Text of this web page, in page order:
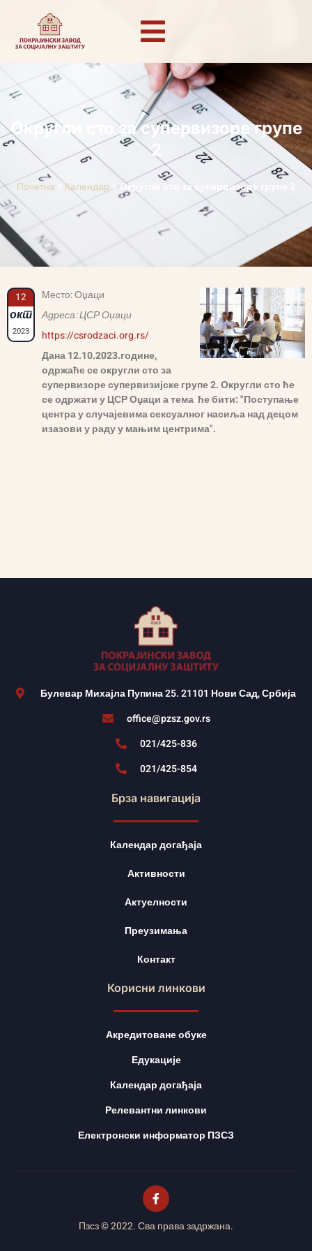
Округли сто за супервизоре групе
2
Почетна »Календар»Округли сто за супервизоре групе 2
12
окт
2023
Место: Оџаци
Адреса: ЦСР Оџаци
https://csrodzaci.org.rs/
Дана 12.10.2023.године,
одржаће се округли сто за
супервизоресупервизијске групе 2. Округли сто ће
се одржати у ЦСР Оџаци а тема ће бити:"Поступање
центра у случајевима сексуалног насиља над децом
изазови у раду у мањим центрима".
Булевар Михајла Пупина 25. 21101 Нови Сад, Србија
office@pzsz.gov.rs
021/425-836
021/425-854
Брза навигација
Календар догађаја
Активности
Актуелности
Преузимања
Контакт
Корисни линкови
Акредитоване обуке
Едукације
Календар догађаја
Релевантни линкови
Електронски информатор ПЗСЗ
Пзсз © 2022. Сва права задржана.